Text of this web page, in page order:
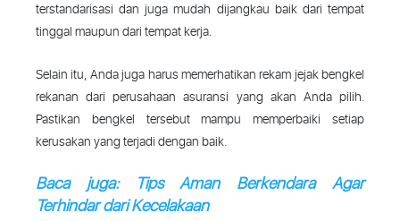
terstandarisasi dan juga mudah dijangkau baik dari tempat
tinggal maupun dari tempat kerja.
Selain itu, Anda juga harus memerhatikan rekam jejak bengkel
rekanan dari perusahaan asuransi yang akan Anda pilih.
Pastikan bengkel tersebut mampu memperbaiki setiap
kerusakan yang terjadi dengan baik.
Baca juga: Tips Aman Berkendara Agar
Terhindar dari Kecelakaan